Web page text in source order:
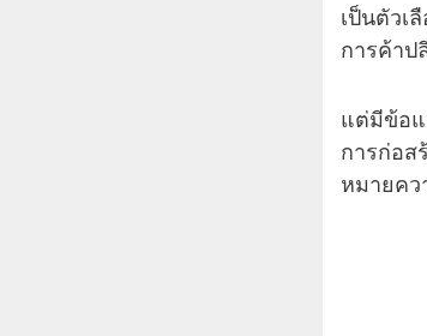
เป็นตัวเ
การค้าป
แต่มีข้อแ
การก่อส
หมายคว